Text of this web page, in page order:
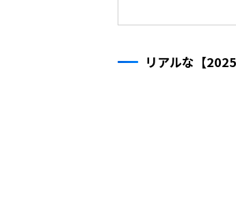
リアルな【